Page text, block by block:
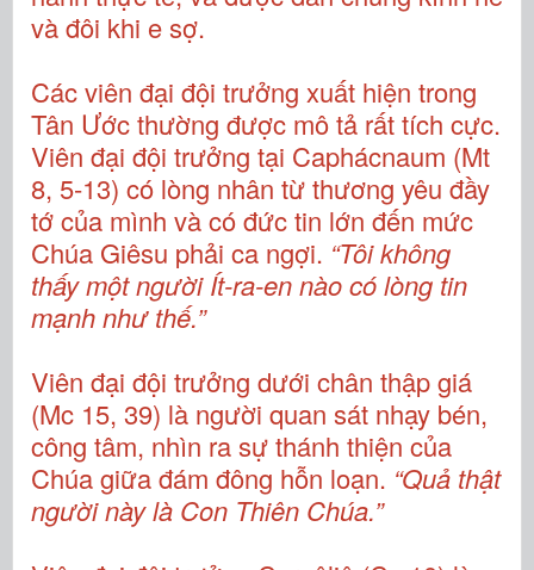
và đôi khi e sợ.
Các viên đại đội trưởng xuất hiện trong
Tân Ước thường được mô tả rất tích cực.
Viên đại đội trưởng tại Caphácnaum (Mt
8, 5-13) có lòng nhân từ thương yêu đầy
tớ của mình và có đức tin lớn đến mức
Chúa Giêsu phải ca ngợi. “Tôi không
thấy một người Ít-ra-en nào có lòng tin
mạnh như thế.”
Viên đại đội trưởng dưới chân thập giá
(Mc 15, 39) là người quan sát nhạy bén,
công tâm, nhìn ra sự thánh thiện của
Chúa giữa đám đông hỗn loạn. “Quả thật
người này là Con Thiên Chúa.”